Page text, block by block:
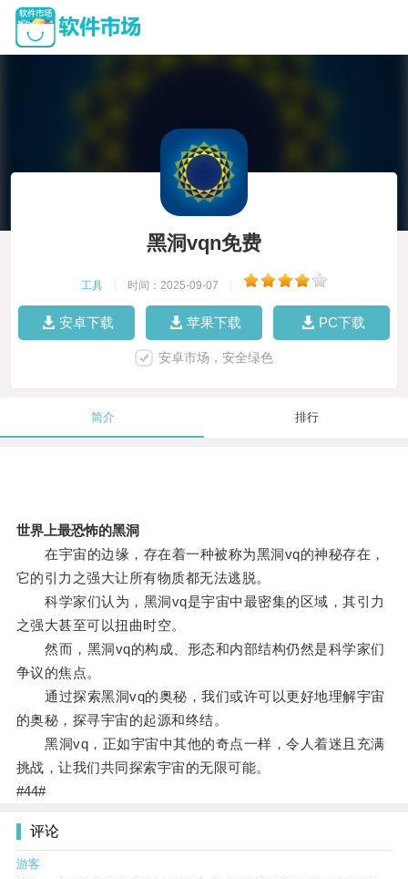
黑洞vqn免费
工具 时间：2025-09-07
安卓下载 苹果下载 PC下载
安卓市场，安全绿色
简介 排行
世界上最恐怖的黑洞
在宇宙的边缘，存在着一种被称为黑洞vq的神秘存在，
它的引力之强大让所有物质都无法逃脱。
科学家们认为，黑洞vq是宇宙中最密集的区域，其引力
之强大甚至可以扭曲时空。
然而，黑洞vq的构成、形态和内部结构仍然是科学家们
争议的焦点。
通过探索黑洞vq的奥秘，我们或许可以更好地理解宇宙
的奥秘，探寻宇宙的起源和终结。
黑洞vq，正如宇宙中其他的奇点一样，令人着迷且充满
挑战，让我们共同探索宇宙的无限可能。
#44#
评论
游客